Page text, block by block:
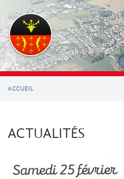
contenu
principal
ACCUEIL
ACTUALITÉS